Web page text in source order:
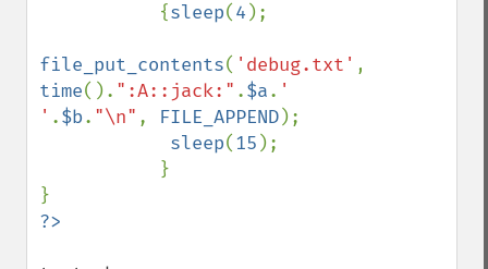
           {
sleep(4 );
file_put_contents( 'debug.txt'
time(). ":A::jack:" .$a. '
' .$b. "\n" , FILE_APPEND);
sleep(15 );